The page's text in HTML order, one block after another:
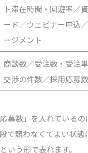
ト滞在時間・回遊率／
ード／ウェビナー申込
ージメント
商談数／受注数・受注
交渉の件数／採用応募数
募数」を入れている
で競わなくてよい状
いう形で表れます。